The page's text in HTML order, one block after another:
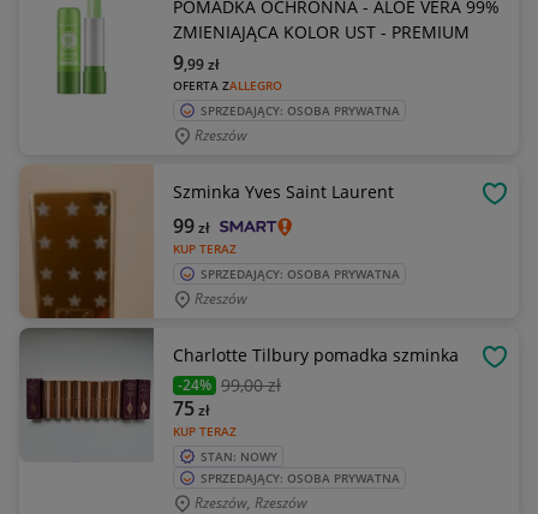
POMADKA OCHRONNA - ALOE VERA 99%
ZMIENIAJĄCA KOLOR UST - PREMIUM
OFERTA ZALLEGRO
9,99zł
SPRZEDAJĄCY: OSOBA PRYWATNA
Rzeszów
Szminka Yves Saint Laurent
KUP TERAZ
99zł
SPRZEDAJĄCY: OSOBA PRYWATNA
Rzeszów
Charlotte Tilbury pomadka szminka
-24% 99,00 zł
KUP TERAZ
75zł
STAN: NOWY
SPRZEDAJĄCY: OSOBA PRYWATNA
Rzeszów, Rzeszów